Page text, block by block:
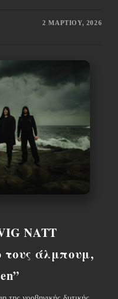
2 ΜΑΡΤΊΟΥ, 2026
NATT
τους άλμπουμ,